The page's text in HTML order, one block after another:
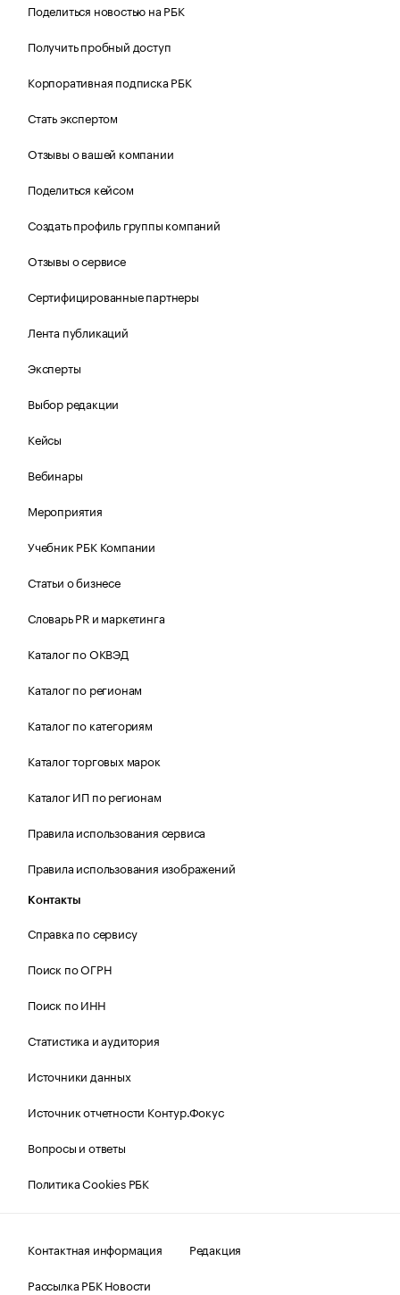
Поделиться новостью на РБК
Получить пробный доступ
Корпоративная подписка РБК
Стать экспертом
Отзывы о вашей компании
Поделиться кейсом
Создать профиль группы компаний
Отзывы о сервисе
Сертифицированные партнеры
Лента публикаций
Эксперты
Выбор редакции
Кейсы
Вебинары
Мероприятия
Учебник РБК Компании
Статьи о бизнесе
Словарь PR и маркетинга
Каталог по ОКВЭД
Каталог по регионам
Каталог по категориям
Каталог торговых марок
Каталог ИП по регионам
Правила использования сервиса
Правила использования изображений
Контакты
Справка по сервису
Поиск по ОГРН
Поиск по ИНН
Статистика и аудитория
Источники данных
Источник отчетности Контур.Фокус
Вопросы и ответы
Политика Cookies РБК
Контактная информация
Редакция
Рассылка РБК Новости